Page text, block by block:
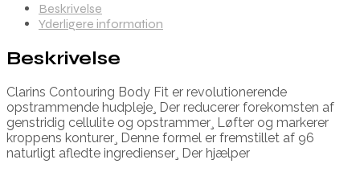
Beskrivelse
Yderligere information
Beskrivelse
Clarins Contouring Body Fit er revolutionerende
opstrammende hudpleje¸ Der reducerer forekomsten af
genstridig cellulite og opstrammer¸ Løfter og markerer
kroppens konturer¸ Denne formel er fremstillet af 96
naturligt afledte ingredienser¸ Der hjælper